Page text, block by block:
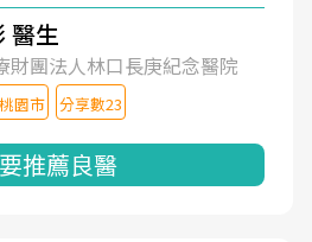
醫生
財團法人林口長庚紀念醫院
桃園市 分享數23
推薦良醫